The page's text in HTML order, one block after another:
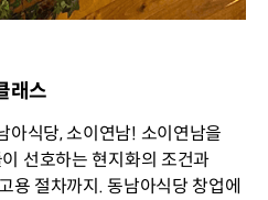
래스
아식당, 소이연남! 소이연남을
선호하는 현지화의 조건과
용 절차까지. 동남아식당 창업에